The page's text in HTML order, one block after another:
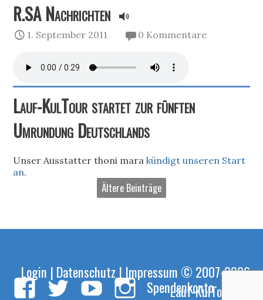
R.SA Nachrichten
1. September 2011 0 Kommentare
Lauf-KulTour startet zur fünften
Umrundung Deutschlands
Unser Ausstatter thoni marakündigt unseren Start
an.
Ältere Beinträge
Spendenkonto
Login | Datenschutz | Impressum © 2007-2026
Lauf-KulTour e.V.